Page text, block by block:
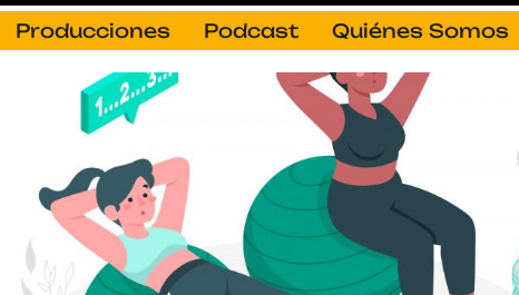
Producciones Podcast Quiénes Somos